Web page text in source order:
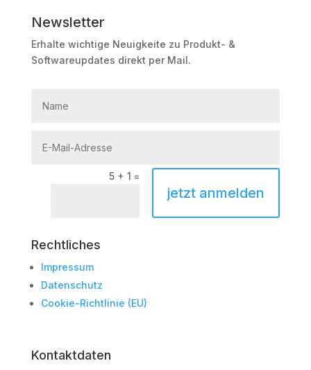
Newsletter
Erhalte wichtige Neuigkeite zu Produkt- &
Softwareupdates direkt per Mail.
5 + 1 =
jetzt anmelden
Rechtliches
Impressum
Datenschutz
Cookie-Richtlinie (EU)
Kontaktdaten